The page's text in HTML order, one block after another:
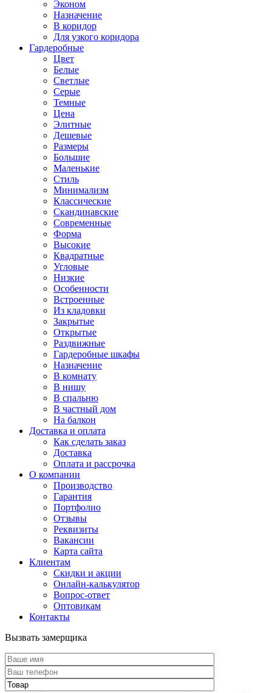
Эконом
Назначение
В коридор
Для узкого коридора
Гардеробные
Цвет
Белые
Светлые
Серые
Темные
Цена
Элитные
Дешевые
Размеры
Большие
Маленькие
Стиль
Минимализм
Классические
Скандинавские
Современные
Форма
Высокие
Квадратные
Угловые
Низкие
Особенности
Встроенные
Из кладовки
Закрытые
Открытые
Раздвижные
Гардеробные шкафы
Назначение
В комнату
В нишу
В спальню
В частный дом
На балкон
Доставка и оплата
Как сделать заказ
Доставка
Оплата и рассрочка
О компании
Производство
Гарантия
Портфолио
Отзывы
Реквизиты
Вакансии
Карта сайта
Клиентам
Скидки и акции
Онлайн-калькулятор
Вопрос-ответ
Оптовикам
Контакты
Вызвать замерщика